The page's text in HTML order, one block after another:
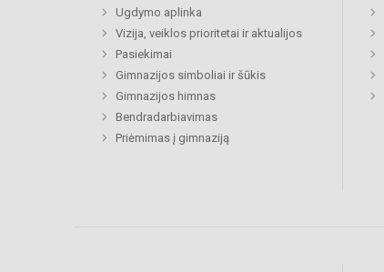
Ugdymo aplinka
Vizija, veiklos prioritetai ir aktualijos
Pasiekimai
Gimnazijos simboliai ir šūkis
Gimnazijos himnas
Bendradarbiavimas
Priėmimas į gimnaziją